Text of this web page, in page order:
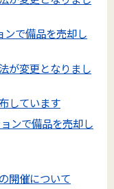
ンで備品を売却し
が変更となりまし
しています
ンで備品を売却し
開催について